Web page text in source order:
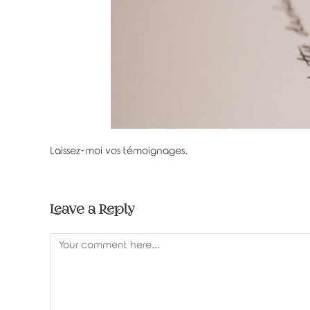
Laissez-moi vos témoignages.
Leave a Reply
Comment